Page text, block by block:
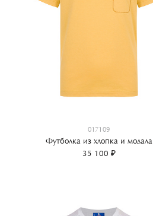
017109
Футболка из хлопка и модала
35 100 ₽